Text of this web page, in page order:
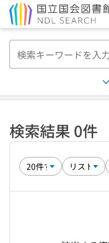
検索結果 0件